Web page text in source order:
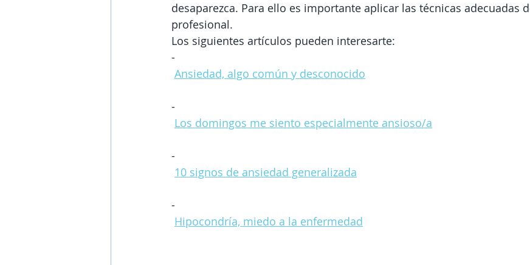
desaparezca. Para ello es importante aplicar las técnicas adecuadas
profesional.
Los siguientes artículos pueden interesarte:
-
Ansiedad, algo común y desconocido
-
Los domingos me siento especialmente ansioso/a
-
10 signos de ansiedad generalizada
-
Hipocondría, miedo a la enfermedad